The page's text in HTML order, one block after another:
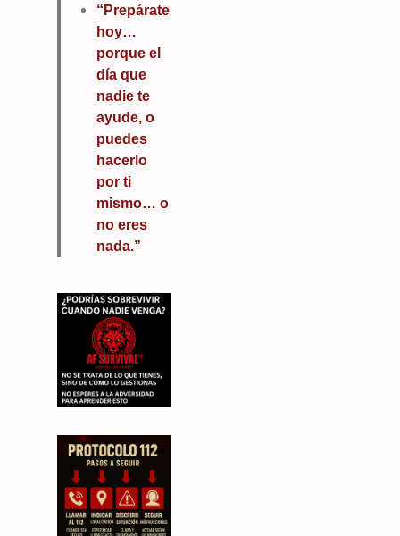
“Prepárate
hoy…
porque el
día que
nadie te
ayude, o
puedes
hacerlo
por ti
mismo… o
no eres
nada.”